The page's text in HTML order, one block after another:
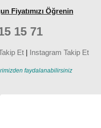
Fiyatımızı Öğrenin
15 71
Et | Instagram Takip Et
faydalanabilirsiniz